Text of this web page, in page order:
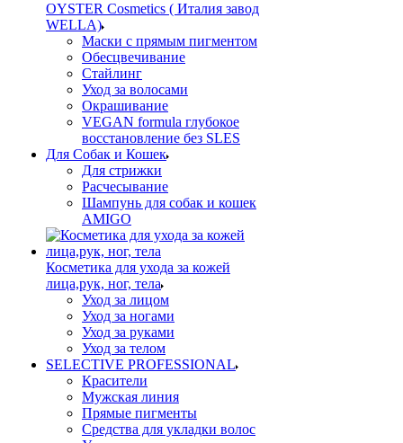
OYSTER Cosmetics ( Италия завод
WELLA)
Маски с прямым пигментом
Обесцвечивание
Стайлинг
Уход за волосами
Окрашивание
VEGAN formula глубокое
восстановление без SLES
Для Собак и Кошек
Для стрижки
Расчесывание
Шампунь для собак и кошек
AMIGO
Косметика для ухода за кожей
лица,рук, ног, тела
Уход за лицом
Уход за ногами
Уход за руками
Уход за телом
SELECTIVE PROFESSIONAL
Красители
Мужская линия
Прямые пигменты
Средства для укладки волос